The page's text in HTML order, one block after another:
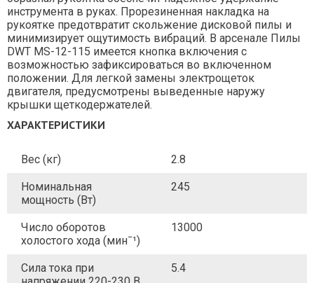
инструмента в руках. Прорезиненная накладка на
рукоятке предотвратит скольжение дисковой пилы и
минимизирует ощутимость вибраций. В арсенале Пилы
DWT MS-12-115 имеется кнопка включения с
возможностью зафиксироваться во включенном
положении. Для легкой замены электрощеток
двигателя, предусмотрены выведенные наружу
крышки щеткодержателей.
ХАРАКТЕРИСТИКИ
Вес (кг) 2.8
Номинальная
мощность (Вт)
245
Число оборотов
холостого хода (минˉ¹)
13000
Сила тока при
5.4